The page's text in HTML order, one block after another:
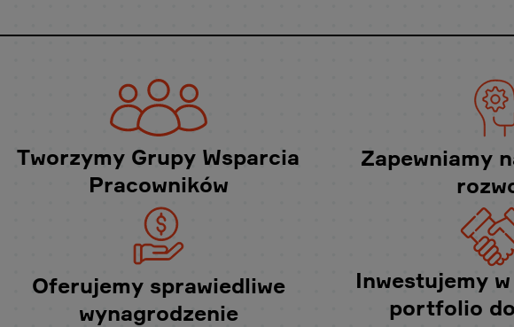
Tworzymy Grupy Wsparcia
Pracowników
Zapewniamy
Oferujemy sprawiedliwe
wynagrodzenie
Inwestujemy
portfolio